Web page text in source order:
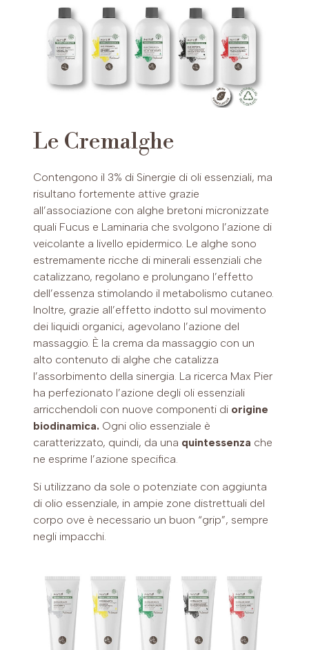
Le Cremalghe
Contengono il 3% di Sinergie di oli essenziali, ma
risultano fortemente attive grazie
all’associazione con alghe bretoni micronizzate
quali Fucus e Laminaria che svolgono l’azione di
veicolante a livello epidermico. Le alghe sono
estremamente ricche di minerali essenziali che
catalizzano, regolano e prolungano l’effetto
dell’essenza stimolando il metabolismo cutaneo.
Inoltre, grazie all’effetto indotto sul movimento
dei liquidi organici, agevolano l’azione del
massaggio. È la crema da massaggio con un
alto contenuto di alghe che catalizza
l’assorbimento della sinergia. La ricerca Max Pier
ha perfezionato l’azione degli oli essenziali
arricchendoli con nuove componenti di origine
biodinamica. Ogni olio essenziale è
caratterizzato, quindi, da una quintessenza che
ne esprime l’azione specifica.
Si utilizzano da sole o potenziate con aggiunta
di olio essenziale, in ampie zone distrettuali del
corpo ove è necessario un buon “grip”, sempre
negli impacchi.